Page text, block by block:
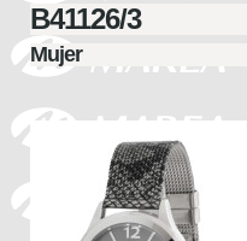
B41126/3
Mujer